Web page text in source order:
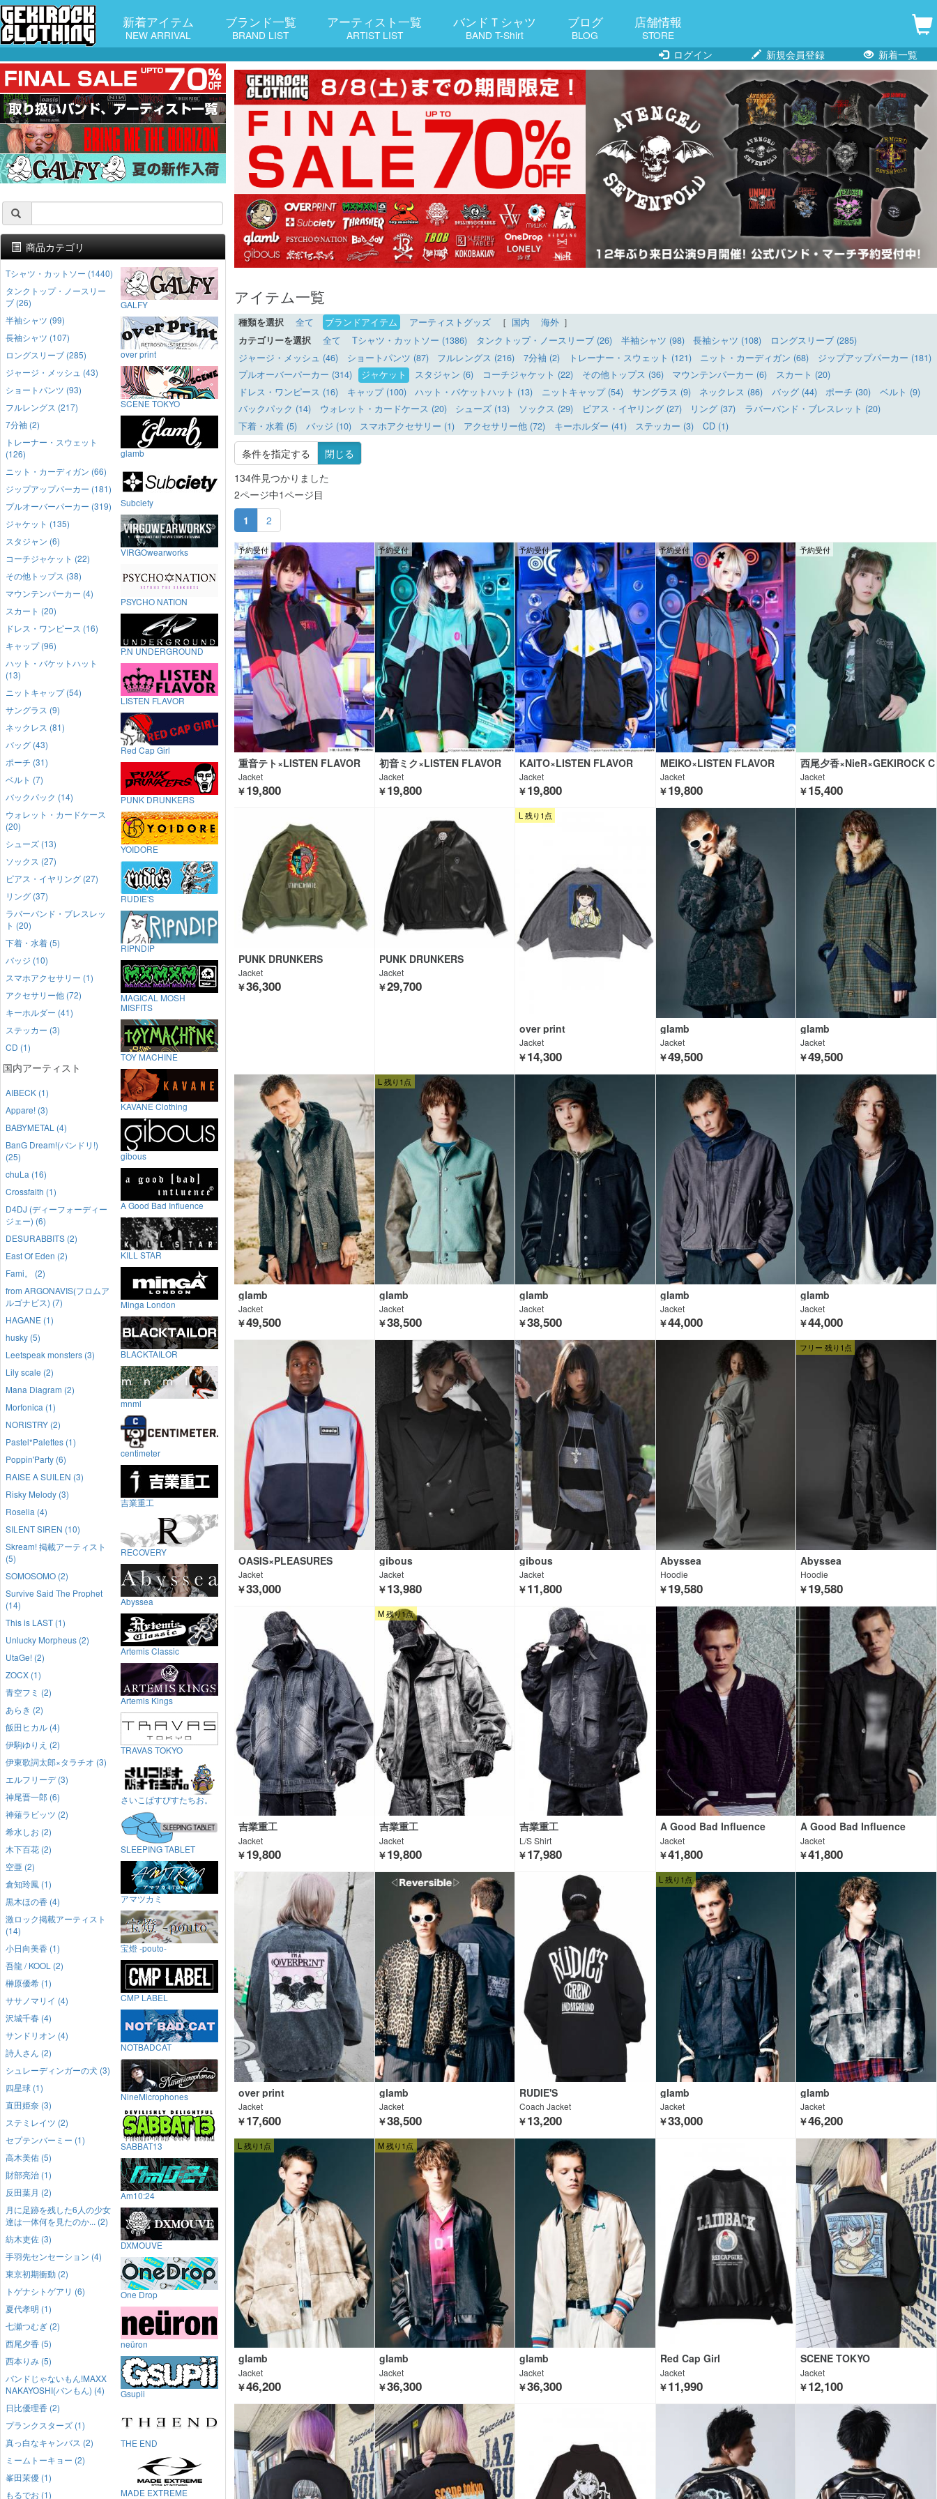
新着アイテム
NEW ARRIVAL
ブランド一覧
BRAND LIST
アーティスト一覧
ARTIST LIST
バンドＴシャツ
BAND T-Shirt
ブログ
BLOG
店舗情報
STORE
ログイン
新規会員登録 新着一覧
アイテム一覧
種類を選択 全て ブランドアイテム アーティストグッズ ［ 国内 海外 ］
カテゴリーを選択
全て Tシャツ・カットソー (1386) タンクトップ・ノースリーブ (26) 半袖シャツ (98) 長袖シャツ (108)
ロングスリーブ (285)
ジャージ・メッシュ (46)
ショートパンツ (87) フルレングス (216) 7分袖 (2) トレーナー・スウェット (121) ニット・カーディガン (68)
ジップアップパーカー (181)
プルオーバーパーカー (314)
ジャケット スタジャン (6) コーチジャケット (22) その他トップス (36) マウンテンパーカー (6)
スカート (20)
ドレス・ワンピース (16)
キャップ (100) ハット・バケットハット (13) ニットキャップ (54) サングラス (9) ネックレス (86) バッグ (44) ポーチ (30)
ベルト (9)
バックパック (14)
ウォレット・カードケース (20) シューズ (13) ソックス (29) ピアス・イヤリング (27) リング (37)
ラバーバンド・ブレスレット (20)
下着・水着 (5)
バッジ (10) スマホアクセサリー (1) アクセサリー他 (72) キーホルダー (41) ステッカー (3) CD (1)
条件を指定する
閉じる
134件見つかりました
2ページ中1ページ目
1
2
予約受付
重音テト×LISTEN FLAVOR
Jacket
￥19,800
予約受付
初音ミク×LISTEN FLAVOR
Jacket
￥19,800
予約受付
KAITO×LISTEN FLAVOR
Jacket
￥19,800
予約受付
MEIKO×LISTEN FLAVOR
Jacket
￥19,800
予約受付
西尾夕香×NieR×GEKIROCK C
LOTHING
Jacket
￥15,400
PUNK DRUNKERS
Jacket
￥36,300
PUNK DRUNKERS
Jacket
￥29,700
L 残り1点
over print
Jacket
￥14,300
glamb
Jacket
￥49,500
glamb
Jacket
￥49,500
glamb
Jacket
￥49,500
L 残り1点
glamb
Jacket
￥38,500
glamb
Jacket
￥38,500
glamb
Jacket
￥44,000
glamb
Jacket
￥44,000
OASIS×PLEASURES
Jacket
￥33,000
gibous
Jacket
￥13,980
gibous
Jacket
￥11,800
Abyssea
Hoodie
￥19,580
フリー 残り1点
Abyssea
Hoodie
￥19,580
吉業重工
Jacket
￥19,800
M 残り1点
吉業重工
Jacket
￥19,800
吉業重工
L/S Shirt
￥17,980
A Good Bad Influence
Jacket
￥41,800
A Good Bad Influence
Jacket
￥41,800
over print
Jacket
￥17,600
glamb
Jacket
￥38,500
RUDIE'S
Coach Jacket
￥13,200
L 残り1点
glamb
Jacket
￥33,000
glamb
Jacket
￥46,200
L 残り1点
glamb
Jacket
￥46,200
M 残り1点
glamb
Jacket
￥36,300
glamb
Jacket
￥36,300
Red Cap Girl
Jacket
￥11,990
SCENE TOKYO
Jacket
￥12,100
商品カテゴリ
Tシャツ・カットソー (1440)
タンクトップ・ノースリー
ブ (26)
半袖シャツ (99)
長袖シャツ (107)
ロングスリーブ (285)
ジャージ・メッシュ (43)
ショートパンツ (93)
フルレングス (217)
7分袖 (2)
トレーナー・スウェット
(126)
ニット・カーディガン (66)
ジップアップパーカー (181)
プルオーバーパーカー (319)
ジャケット (135)
スタジャン (6)
コーチジャケット (22)
その他トップス (38)
マウンテンパーカー (4)
スカート (20)
ドレス・ワンピース (16)
キャップ (96)
ハット・バケットハット
(13)
ニットキャップ (54)
サングラス (9)
ネックレス (81)
バッグ (43)
ポーチ (31)
ベルト (7)
バックパック (14)
ウォレット・カードケース
(20)
シューズ (13)
ソックス (27)
ピアス・イヤリング (27)
リング (37)
ラバーバンド・ブレスレッ
ト (20)
下着・水着 (5)
バッジ (10)
スマホアクセサリー (1)
アクセサリー他 (72)
キーホルダー (41)
ステッカー (3)
CD (1)
国内アーティスト
AIBECK (1)
Appare! (3)
BABYMETAL (4)
BanG Dream!(バンドリ!)
(25)
chuLa (16)
Crossfaith (1)
D4DJ (ディーフォーディー
ジェー) (6)
DESURABBITS (2)
East Of Eden (2)
Fami。 (2)
from ARGONAVIS(フロムア
ルゴナビス) (7)
HAGANE (1)
husky (5)
Leetspeak monsters (3)
Lily scale (2)
Mana Diagram (2)
Morfonica (1)
NORISTRY (2)
Pastel*Palettes (1)
Poppin'Party (6)
RAISE A SUILEN (3)
Risky Melody (3)
Roselia (4)
SILENT SIREN (10)
Skream! 掲載アーティスト
(5)
SOMOSOMO (2)
Survive Said The Prophet
(14)
This is LAST (1)
Unlucky Morpheus (2)
UtaGe! (2)
ZOCX (1)
青空フミ (2)
あらき (2)
飯田ヒカル (4)
伊駒ゆりえ (2)
伊東歌詞太郎×タラチオ (3)
エルフリーデ (3)
神尾晋一郎 (6)
神薙ラビッツ (2)
希水しお (2)
木下百花 (2)
空亜 (2)
倉知玲鳳 (1)
黒木ほの香 (4)
激ロック掲載アーティスト
(14)
小日向美香 (1)
吾龍 / KOOL (2)
榊原優希 (1)
ササノマリイ (4)
沢城千春 (4)
サンドリオン (4)
詩人さん (2)
シュレーディンガーの犬 (3)
四星球 (1)
直田姫奈 (3)
ステミレイツ (2)
セプテンバーミー (1)
高木美佑 (5)
財部亮治 (1)
反田葉月 (2)
月に足跡を残した6人の少女
達は一体何を見たのか... (2)
紡木吏佐 (3)
手羽先センセーション (4)
東京初期衝動 (2)
トゲナシトゲアリ (6)
夏代孝明 (1)
七瀬つむぎ (2)
西尾夕香 (5)
西本りみ (5)
バンドじゃないもん!MAXX
NAKAYOSHI(バンもん) (4)
日比優理香 (2)
プランクスターズ (1)
真っ白なキャンバス (2)
ミームトーキョー (2)
峯田茉優 (1)
もるでお (1)
GALFY
over print
SCENE TOKYO
glamb
Subciety
VIRGOwearworks
PSYCHO NATION
P.N UNDERGROUND
LISTEN FLAVOR
Red Cap Girl
PUNK DRUNKERS
YOIDORE
RUDIE'S
RIPNDIP
MAGICAL MOSH
MISFITS
TOY MACHINE
KAVANE Clothing
gibous
A Good Bad Influence
KILL STAR
Minga London
BLACKTAILOR
mnml
centimeter
吉業重工
RECOVERY
Abyssea
Artemis Classic
Artemis Kings
TRAVAS TOKYO
さいこぱすぴすたちお。
SLEEPING TABLET
アマツカミ
宝燈 -pouto-
CMP LABEL
NOTBADCAT
NineMicrophones
SABBAT13
Am10:24
DXMOUVE
One Drop
neüron
Gsupii
THE END
MADE EXTREME